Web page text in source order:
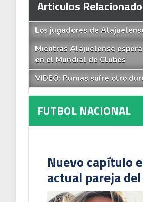
Articulos
Los jugadores de
Mientras Alajuelense
en el Mundial de Clubes
VIDEO: Pumas sufre otro
FUTBOL NACIONAL
Nuevo capítulo
actual pareja